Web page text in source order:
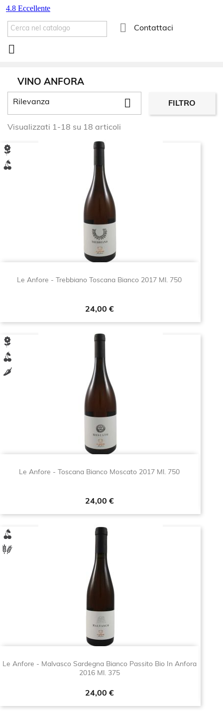
 Contattaci

VINO ANFORA
Rilevanza  FILTRO
Visualizzati 1-18 su 18 articoli
Le Anfore - Trebbiano Toscana Bianco 2017 Ml. 750
Prezzo
24,00 €
Le Anfore - Toscana Bianco Moscato 2017 Ml. 750
Prezzo
24,00 €
Le Anfore - Malvasco Sardegna Bianco Passito Bio In Anfora
2016 Ml. 375
Prezzo
24,00 €